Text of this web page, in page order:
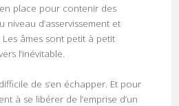
place pour contenir des
niveau d’asservissement et
âmes sont petit à petit
l’inévitable.
de s’en échapper. Et pour
à se libérer de l’emprise d’un